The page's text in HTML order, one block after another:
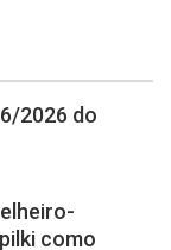
2026 do
como